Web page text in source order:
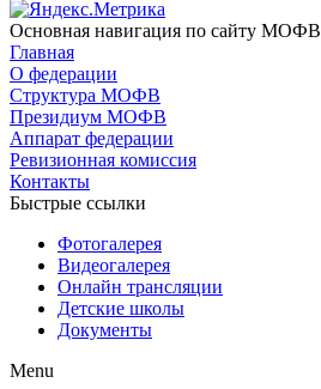
Основная навигация по сайту МОФВ
Главная
О федерации
Структура МОФВ
Президиум МОФВ
Аппарат федерации
Ревизионная комиссия
Контакты
Быстрые ссылки
Фотогалерея
Видеогалерея
Онлайн трансляции
Детские школы
Документы
Menu